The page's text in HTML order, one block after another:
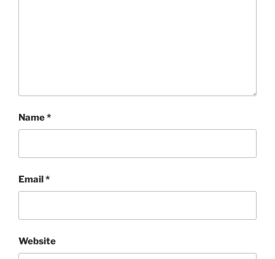
Name*
Email*
Website